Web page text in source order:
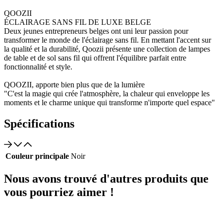
QOOZII
ÉCLAIRAGE SANS FIL DE LUXE BELGE
Deux jeunes entrepreneurs belges ont uni leur passion pour
transformer le monde de l'éclairage sans fil. En mettant l'accent sur
la qualité et la durabilité, Qoozii présente une collection de lampes
de table et de sol sans fil qui offrent l'équilibre parfait entre
fonctionnalité et style.
QOOZII, apporte bien plus que de la lumière
"C'est la magie qui crée l'atmosphère, la chaleur qui enveloppe les
moments et le charme unique qui transforme n'importe quel espace"
Spécifications
Couleur principale Noir
Nous avons trouvé d'autres produits que
vous pourriez aimer !